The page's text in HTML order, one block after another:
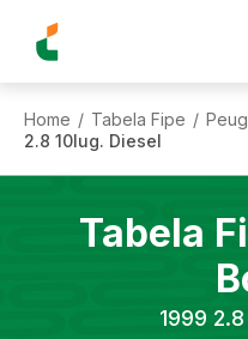
Home / Tabela Fipe /
2.8 10lug. Diesel
Tabela
1999